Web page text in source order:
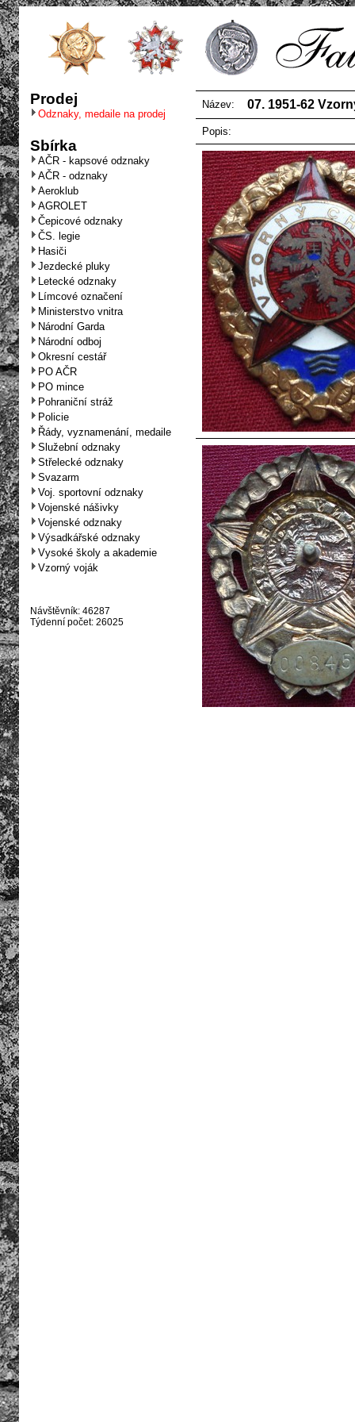
Prodej
Odznaky, medaile na prodej
Sbírka
AČR - kapsové odznaky
AČR - odznaky
Aeroklub
AGROLET
Čepicové odznaky
ČS. legie
Hasiči
Jezdecké pluky
Letecké odznaky
Límcové označení
Ministerstvo vnitra
Národní Garda
Národní odboj
Okresní cestář
PO AČR
PO mince
Pohraniční stráž
Policie
Řády, vyznamenání, medaile
Služební odznaky
Střelecké odznaky
Svazarm
Voj. sportovní odznaky
Vojenské nášivky
Vojenské odznaky
Výsadkářské odznaky
Vysoké školy a akademie
Vzorný voják
Návštěvník: 46287
Týdenní počet: 26025
Název: 07. 1951-62
Popis: